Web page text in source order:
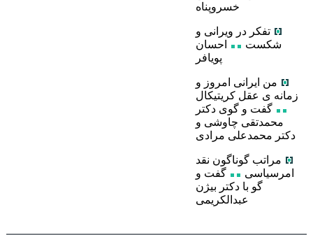
خسروپناه
تفکر در ویرانی و
شکست
احسان
پویافر
من ایرانی امروز و
زمانه ی عقل کریتیکال
گفت و گوی دکتر
محمدتقی چاوشی و
دکتر محمدعلی مرادی
مراتب گوناگون نقد
امرسیاسی
گفت و
گو با دکتر بیژن
عبدالکریمی